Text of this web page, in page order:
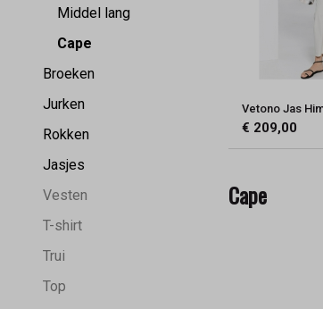
Middel lang
Cape
Broeken
Jurken
Rokken
Jasjes
Vesten
T-shirt
Trui
Top
Vetono Jas
€ 209,00
Cape